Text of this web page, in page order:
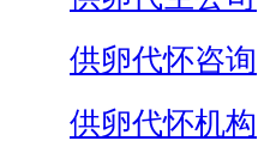
供卵代怀咨询
供卵代怀机构